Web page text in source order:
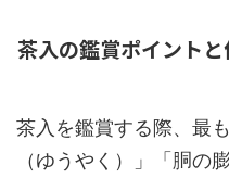
茶入の鑑賞ポイント
茶入を鑑賞する際、最
（ゆうやく）」「胴の